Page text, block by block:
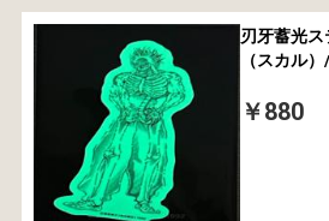
刃牙蓄光
（スカル
￥880